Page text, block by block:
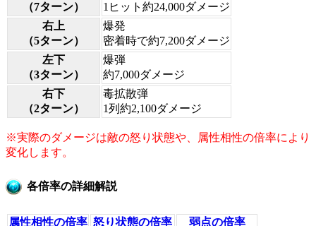
（7ターン）
1ヒット約24,000ダメージ
右上
（5ターン）
爆発
密着時で約7,200ダメージ
左下
（3ターン）
爆弾
約7,000ダメージ
右下
（2ターン）
毒拡散弾
1列約2,100ダメージ
※実際のダメージは敵の怒り状態や、属性相性の倍率により
変化します。
各倍率の詳細解説
属性相性の倍率 怒り状態の倍率 弱点の倍率